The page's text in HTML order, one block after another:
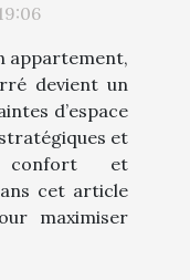
appartement,
devient un
d’espace
et
et
cet article
maximiser